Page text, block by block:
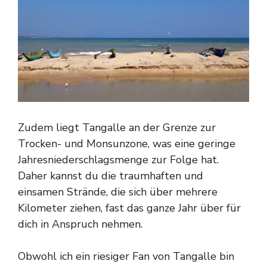
Zudem liegt Tangalle an der Grenze zur
Trocken- und Monsunzone, was eine geringe
Jahresniederschlagsmenge zur Folge hat.
Daher kannst du die traumhaften und
einsamen Strände, die sich über mehrere
Kilometer ziehen, fast das ganze Jahr über für
dich in Anspruch nehmen.
Obwohl ich ein riesiger Fan von Tangalle bin